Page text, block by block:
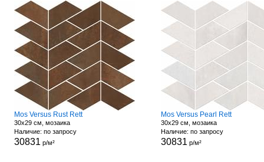
Mos Versus Rust Rett
30x29 см, мозаика
Наличие: по запросу
30831 р/м²
Mos Versus Pearl Rett
30x29 см, мозаика
Наличие: по запросу
30831 р/м²